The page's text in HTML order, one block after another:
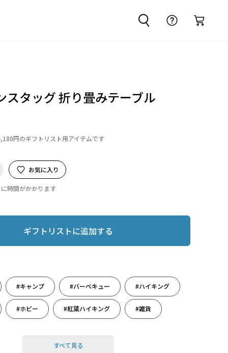
スタッグ 折り畳みテーブル
円のギフトリスト用アイテムです
お気に入り
時間がかかります
ギフトリストに追加する
#キャンプ #バーベキュー #ハイキング
#ホビー #紅葉ハイキング #雑貨
すべて見る